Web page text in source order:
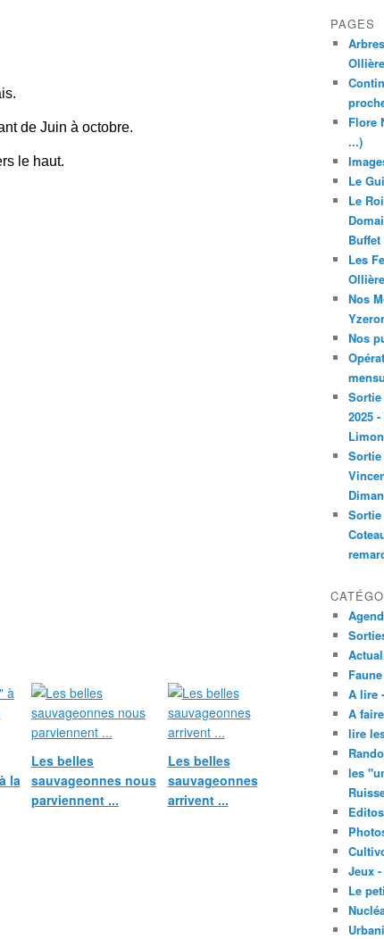
de Juin à octobre.
le haut.
la
Les belles
sauvageonnes nous
parviennent ...
Les belles
sauvageonnes
arrivent ...
PAGES
Flore
...)
Le
Le
Buffet
Les
Nos
Nos
2025
Sortie
A lire
A
lire
les
Editos
Jeux
Le